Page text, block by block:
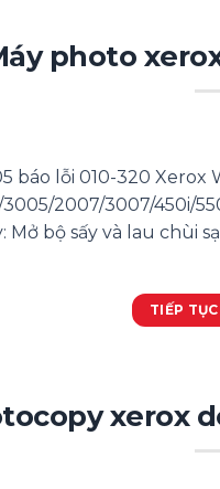
photo
báo lỗi 010-320
2007/3007/450i/
Mở bộ sấy và lau
TIẾP
xerox